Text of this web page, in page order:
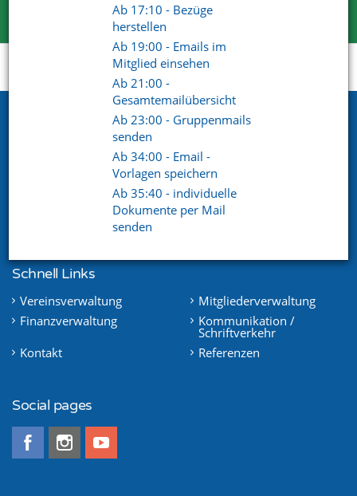
Ab 17:10 - Bezüge
herstellen
Ab 19:00 - Emails im
Mitglied einsehen
Ab 21:00 -
Gesamtemailübersicht
Ab 23:00 - Gruppenmails
senden
Ab 34:00 - Email -
Vorlagen speichern
Ab 35:40 - individuelle
Dokumente per Mail
senden
Support Videoportal
84307 Eggenfelden
Telefon. +49 (0) 8721 / 50648-89
info@netxp-verein.de
Schnell Links
Vereinsverwaltung
Mitgliederverwaltung
Finanzverwaltung
Kommunikation /
Schriftverkehr
Kontakt
Referenzen
Social pages